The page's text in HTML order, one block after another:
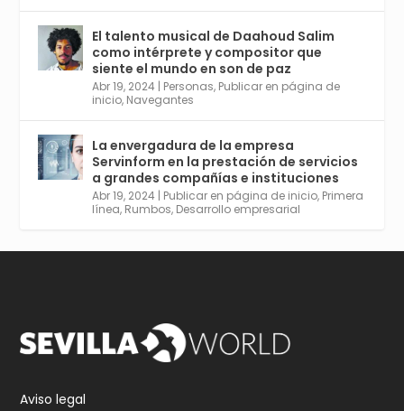
Avata
Sevilla World @worldsevilla ·
30 Abr 2024
Aprovéchalo si vives en Sevilla capital o
provincia. Curso gratuito en Internet de las
Cosas, Inteligencia Artificial y Smart Cities
plazo acaba el 2 de mayo. Dota de gran
empleabilidad. Ver y enlace a inscripción:
https://tinyurl.com/yu5xhwjr
El talento musical de Daahoud Salim
como intérprete y compositor que
siente el mundo en son de paz
Abr 19, 2024 | Personas, Publicar en página de
inicio, Navegantes
La envergadura de la empresa
Servinform en la prestación de servicios
a grandes compañías e instituciones
Abr 19, 2024 | Publicar en página de inicio, Primera
línea, Rumbos, Desarrollo empresarial
Aviso legal